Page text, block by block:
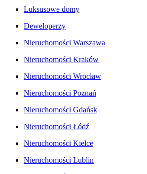
Luksusowe domy
Deweloperzy
Nieruchomości Warszawa
Nieruchomości Kraków
Nieruchomości Wrocław
Nieruchomości Poznań
Nieruchomości Gdańsk
Nieruchomości Łódź
Nieruchomości Kielce
Nieruchomości Lublin